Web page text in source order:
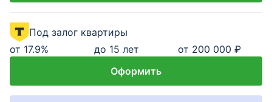
Под залог квартиры
от 17.9% до 15 лет
от 200 000 ₽
Оформить